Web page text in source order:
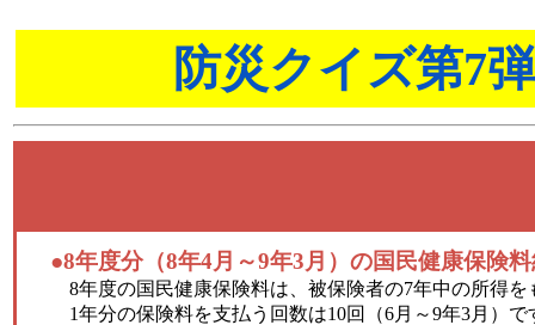
防災クイズ第7
●8年度分（8年4月～9年3月）の国民健康保険
8年度の国民健康保険料は、被保険者の7年中の所得を
1年分の保険料を支払う回数は10回（6月～9年3月）で